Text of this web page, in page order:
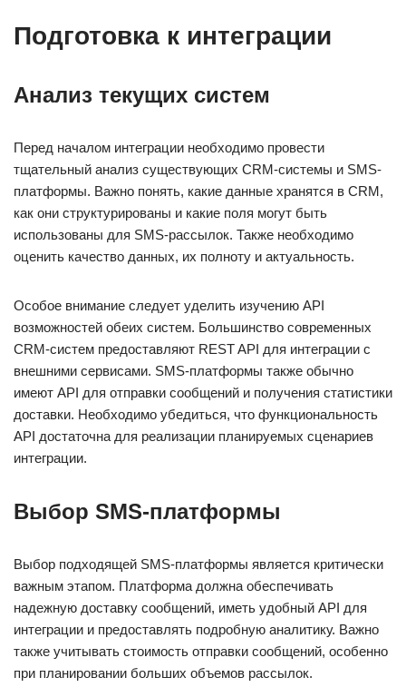
Подготовка к интеграции
Анализ текущих систем
Перед началом интеграции необходимо провести
тщательный анализ существующих CRM-системы и SMS-
платформы. Важно понять, какие данные хранятся в CRM,
как они структурированы и какие поля могут быть
использованы для SMS-рассылок. Также необходимо
оценить качество данных, их полноту и актуальность.
Особое внимание следует уделить изучению API
возможностей обеих систем. Большинство современных
CRM-систем предоставляют REST API для интеграции с
внешними сервисами. SMS-платформы также обычно
имеют API для отправки сообщений и получения статистики
доставки. Необходимо убедиться, что функциональность
API достаточна для реализации планируемых сценариев
интеграции.
Выбор SMS-платформы
Выбор подходящей SMS-платформы является критически
важным этапом. Платформа должна обеспечивать
надежную доставку сообщений, иметь удобный API для
интеграции и предоставлять подробную аналитику. Важно
также учитывать стоимость отправки сообщений, особенно
при планировании больших объемов рассылок.